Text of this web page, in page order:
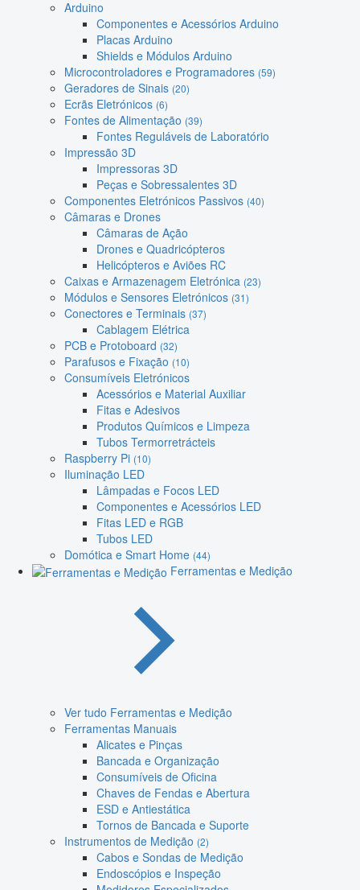
Arduino
Componentes e Acessórios Arduino
Placas Arduino
Shields e Módulos Arduino
Microcontroladores e Programadores (59)
Geradores de Sinais (20)
Ecrãs Eletrónicos (6)
Fontes de Alimentação (39)
Fontes Reguláveis de Laboratório
Impressão 3D
Impressoras 3D
Peças e Sobressalentes 3D
Componentes Eletrónicos Passivos (40)
Câmaras e Drones
Câmaras de Ação
Drones e Quadricópteros
Helicópteros e Aviões RC
Caixas e Armazenagem Eletrónica (23)
Módulos e Sensores Eletrónicos (31)
Conectores e Terminais (37)
Cablagem Elétrica
PCB e Protoboard (32)
Parafusos e Fixação (10)
Consumíveis Eletrónicos
Acessórios e Material Auxiliar
Fitas e Adesivos
Produtos Químicos e Limpeza
Tubos Termorretrácteis
Raspberry Pi (10)
Iluminação LED
Lâmpadas e Focos LED
Componentes e Acessórios LED
Fitas LED e RGB
Tubos LED
Domótica e Smart Home (44)
Ferramentas e Medição
Ver tudo Ferramentas e Medição
Ferramentas Manuais
Alicates e Pinças
Bancada e Organização
Consumíveis de Oficina
Chaves de Fendas e Abertura
ESD e Antiestática
Tornos de Bancada e Suporte
Instrumentos de Medição (2)
Cabos e Sondas de Medição
Endoscópios e Inspeção